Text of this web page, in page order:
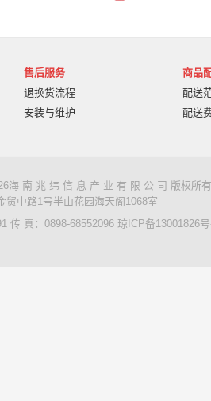
航天柏克 柏克
中科
售后服务
退换货流程
安装与维护
商品
配送
配送
海 南 兆 纬 信 息 产 业 有 限 公 司 版权所
贸中路1号半山花园海天阁1068室
传 真：0898-68552096 琼ICP备13001826